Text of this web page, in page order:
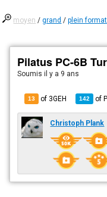
moyen /grand /plein format
Pilatus PC-6B
Soumisil y a 9 ans
13 of 3GEH 142 of
Christoph Plank